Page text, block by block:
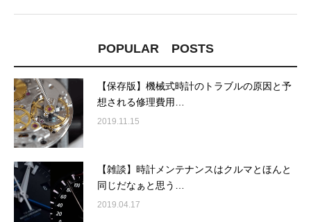
POPULAR POSTS
【保存版】機械式時計のトラブルの原因と予
想される修理費用…
2019.11.15
【雑談】時計メンテナンスはクルマとほんと
同じだなぁと思う…
2019.04.17